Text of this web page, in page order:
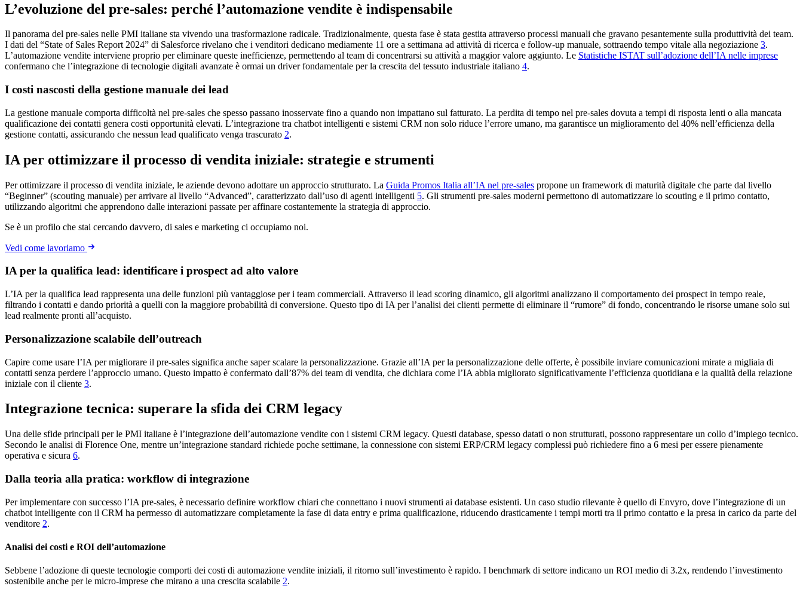
L’evoluzione del pre-sales: perché l’automazione vendite è indispensabile
Il panorama del pre-sales nelle PMI italiane sta vivendo una trasformazione radicale. Tradizionalmente, questa fase è stata gestita attraverso processi manuali che gravano pesantemente sulla produttività dei team.
I dati del “State of Sales Report 2024” di Salesforce rivelano che i venditori dedicano mediamente 11 ore a settimana ad attività di ricerca e follow-up manuale, sottraendo tempo vitale alla negoziazione 3.
L’automazione vendite interviene proprio per eliminare queste inefficienze, permettendo al team di concentrarsi su attività a maggior valore aggiunto. Le Statistiche ISTAT sull’adozione dell’IA nelle imprese
confermano che l’integrazione di tecnologie digitali avanzate è ormai un driver fondamentale per la crescita del tessuto industriale italiano 4.
I costi nascosti della gestione manuale dei lead
La gestione manuale comporta difficoltà nel pre-sales che spesso passano inosservate fino a quando non impattano sul fatturato. La perdita di tempo nel pre-sales dovuta a tempi di risposta lenti o alla mancata
qualificazione dei contatti genera costi opportunità elevati. L’integrazione tra chatbot intelligenti e sistemi CRM non solo riduce l’errore umano, ma garantisce un miglioramento del 40% nell’efficienza della
gestione contatti, assicurando che nessun lead qualificato venga trascurato 2.
IA per ottimizzare il processo di vendita iniziale: strategie e strumenti
Per ottimizzare il processo di vendita iniziale, le aziende devono adottare un approccio strutturato. La Guida Promos Italia all’IA nel pre-sales propone un framework di maturità digitale che parte dal livello
“Beginner” (scouting manuale) per arrivare al livello “Advanced”, caratterizzato dall’uso di agenti intelligenti 5. Gli strumenti pre-sales moderni permettono di automatizzare lo scouting e il primo contatto,
utilizzando algoritmi che apprendono dalle interazioni passate per affinare costantemente la strategia di approccio.
Se è un profilo che stai cercando davvero, di sales e marketing ci occupiamo noi.
Vedi come lavoriamo
IA per la qualifica lead: identificare i prospect ad alto valore
L’IA per la qualifica lead rappresenta una delle funzioni più vantaggiose per i team commerciali. Attraverso il lead scoring dinamico, gli algoritmi analizzano il comportamento dei prospect in tempo reale,
filtrando i contatti e dando priorità a quelli con la maggiore probabilità di conversione. Questo tipo di IA per l’analisi dei clienti permette di eliminare il “rumore” di fondo, concentrando le risorse umane solo sui
lead realmente pronti all’acquisto.
Personalizzazione scalabile dell’outreach
Capire come usare l’IA per migliorare il pre-sales significa anche saper scalare la personalizzazione. Grazie all’IA per la personalizzazione delle offerte, è possibile inviare comunicazioni mirate a migliaia di
contatti senza perdere l’approccio umano. Questo impatto è confermato dall’87% dei team di vendita, che dichiara come l’IA abbia migliorato significativamente l’efficienza quotidiana e la qualità della relazione
iniziale con il cliente 3.
Integrazione tecnica: superare la sfida dei CRM legacy
Una delle sfide principali per le PMI italiane è l’integrazione dell’automazione vendite con i sistemi CRM legacy. Questi database, spesso datati o non strutturati, possono rappresentare un collo d’impiego tecnico.
Secondo le analisi di Florence One, mentre un’integrazione standard richiede poche settimane, la connessione con sistemi ERP/CRM legacy complessi può richiedere fino a 6 mesi per essere pienamente
operativa e sicura 6.
Dalla teoria alla pratica: workflow di integrazione
Per implementare con successo l’IA pre-sales, è necessario definire workflow chiari che connettano i nuovi strumenti ai database esistenti. Un caso studio rilevante è quello di Envyro, dove l’integrazione di un
chatbot intelligente con il CRM ha permesso di automatizzare completamente la fase di data entry e prima qualificazione, riducendo drasticamente i tempi morti tra il primo contatto e la presa in carico da parte del
venditore 2.
Analisi dei costi e ROI dell’automazione
Sebbene l’adozione di queste tecnologie comporti dei costi di automazione vendite iniziali, il ritorno sull’investimento è rapido. I benchmark di settore indicano un ROI medio di 3.2x, rendendo l’investimento
sostenibile anche per le micro-imprese che mirano a una crescita scalabile 2.